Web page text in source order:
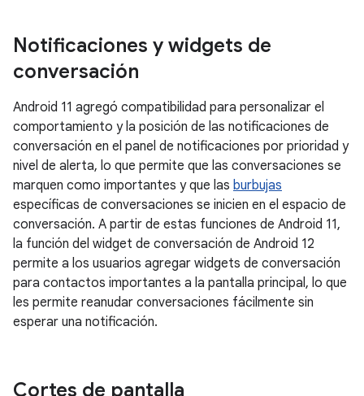
Notificaciones y widgets de
conversación
Android 11 agregó compatibilidad para personalizar el
comportamiento y la posición de las notificaciones de
conversación en el panel de notificaciones por prioridad y
nivel de alerta, lo que permite que las conversaciones se
marquen como importantes y que las burbujas
específicas de conversaciones se inicien en el espacio de
conversación. A partir de estas funciones de Android 11,
la función del widget de conversación de Android 12
permite a los usuarios agregar widgets de conversación
para contactos importantes a la pantalla principal, lo que
les permite reanudar conversaciones fácilmente sin
esperar una notificación.
Cortes de pantalla